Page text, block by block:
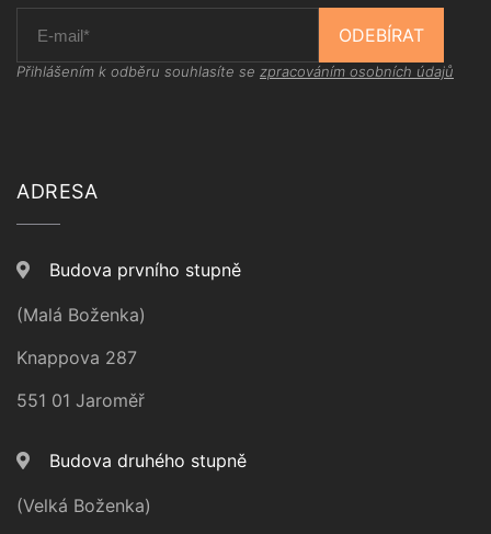
ODEBÍRAT
Přihlášením k odběru souhlasíte se zpracováním osobních údajů
ADRESA
Budova prvního stupně
(Malá Boženka)
Knappova 287
551 01 Jaroměř
Budova druhého stupně
(Velká Boženka)